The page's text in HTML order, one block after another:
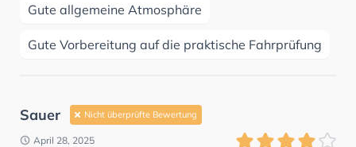
Gute allgemeine Atmosphäre
Gute Vorbereitung auf die praktische Fahrprüfung
Sauer Nicht überprüfte Bewertung
April 28, 2025